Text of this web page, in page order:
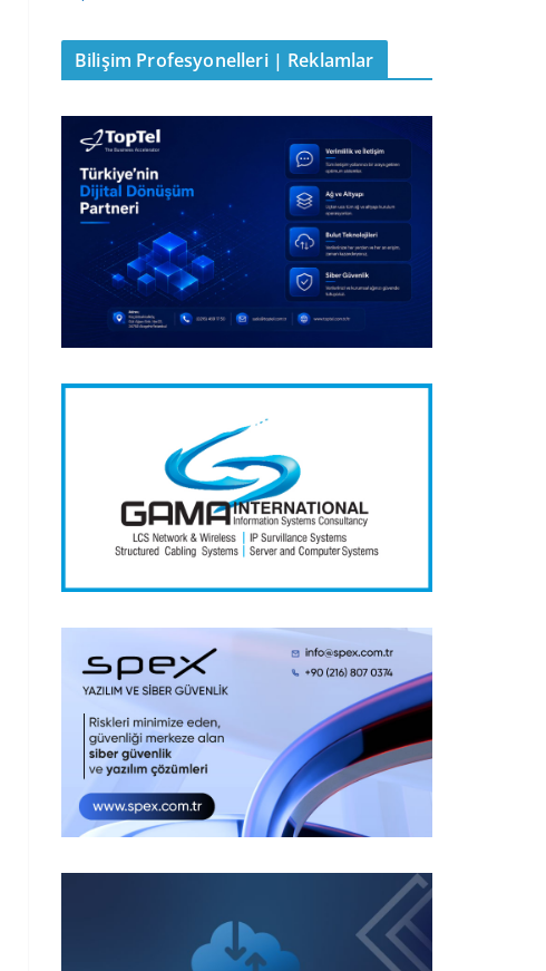
Bilişim Profesyonelleri | Reklamlar